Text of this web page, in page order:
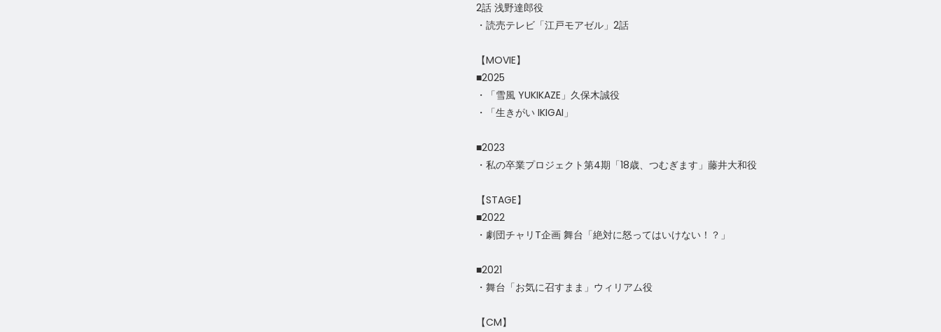
2話 浅野達郎役
・読売テレビ「江戸モアゼル」2話
【MOVIE】
■2025
・「雪風 YUKIKAZE」久保木誠役
・「生きがい IKIGAI」
■2023
・私の卒業プロジェクト第4期「18歳、つむぎます」藤井大和役
【STAGE】
■2022
・劇団チャリT企画 舞台「絶対に怒ってはいけない！？」
■2021
・舞台「お気に召すまま」ウィリアム役
【CM】